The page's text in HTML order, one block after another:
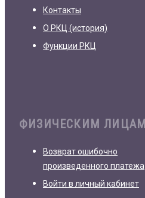
Контакты
О РКЦ (история)
Функции РКЦ
ФИЗИЧЕСКИМ ЛИЦАМ
Возврат ошибочно
произведенного платежа
Войти в личный кабинет